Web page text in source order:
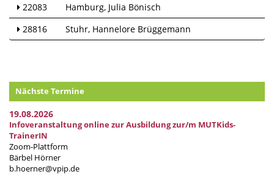
22083 Hamburg Julia Bönisch
28816
Stuhr Hannelore Brüggemann
Nächste Termine
19.08.2026
Infoveranstaltung online zur Ausbildung zur/m MUTKids-
TrainerIN
Zoom-Plattform
Bärbel Hörner
b.hoerner@vpip.de